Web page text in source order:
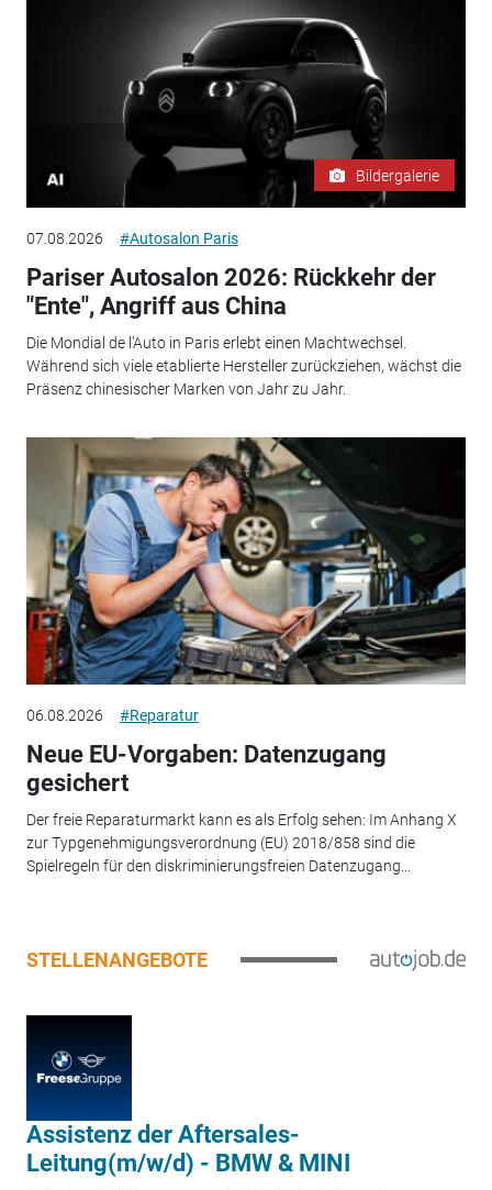
Bildergalerie
07.08.2026 #Autosalon Paris
Pariser Autosalon 2026: Rückkehr der
"Ente", Angriff aus China
Die Mondial de l'Auto in Paris erlebt einen Machtwechsel.
Während sich viele etablierte Hersteller zurückziehen, wächst die
Präsenz chinesischer Marken von Jahr zu Jahr.
06.08.2026 #Reparatur
Neue EU-Vorgaben: Datenzugang
gesichert
Der freie Reparaturmarkt kann es als Erfolg sehen: Im Anhang X
zur Typgenehmigungsverordnung (EU) 2018/858 sind die
Spielregeln für den diskriminierungsfreien Datenzugang...
STELLENANGEBOTE
Assistenz der Aftersales-
Leitung(m/w/d) - BMW & MINI